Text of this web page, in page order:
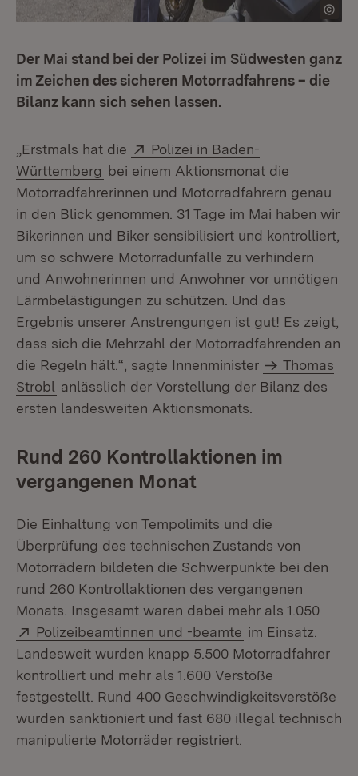
Der Mai stand bei der Polizei im Südwesten ganz
im Zeichen des sicheren Motorradfahrens – die
Bilanz kann sich sehen lassen.
„Erstmals hat die Extern:
Polizei in Baden-
Württemberg (Öffnet in neuem Fenster)
bei einem Aktionsmonat die
Motorradfahrerinnen und Motorradfahrern genau
in den Blick genommen. 31 Tage im Mai haben wir
Bikerinnen und Biker sensibilisiert und kontrolliert,
um so schwere Motorradunfälle zu verhindern
und Anwohnerinnen und Anwohner vor unnötigen
Lärmbelästigungen zu schützen. Und das
Ergebnis unserer Anstrengungen ist gut! Es zeigt,
dass sich die Mehrzahl der Motorradfahrenden an
die Regeln hält.“, sagte Innenminister
Thomas
Strobl anlässlich der Vorstellung der Bilanz des
ersten landesweiten Aktionsmonats.
Rund 260 Kontrollaktionen im
vergangenen Monat
Die Einhaltung von Tempolimits und die
Überprüfung des technischen Zustands von
Motorrädern bildeten die Schwerpunkte bei den
rund 260 Kontrollaktionen des vergangenen
Monats. Insgesamt waren dabei mehr als 1.050
Extern:
Polizeibeamtinnen und -beamte (Öffnet in neuem
im Einsatz.
Landesweit wurden knapp 5.500 Motorradfahrer
kontrolliert und mehr als 1.600 Verstöße
festgestellt. Rund 400 Geschwindigkeitsverstöße
wurden sanktioniert und fast 680 illegal technisch
manipulierte Motorräder registriert.